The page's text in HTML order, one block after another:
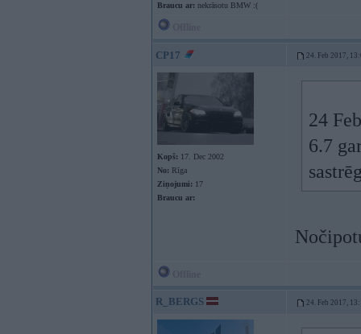
Braucu ar: nekrāsotu BMW :(
CP17 24. Feb 2017,
Kopš: 17. Dec 2002
No: Rīga
Ziņojumi: 17
Braucu ar:
24
6.7
R_BERGS 24. Feb 2017,